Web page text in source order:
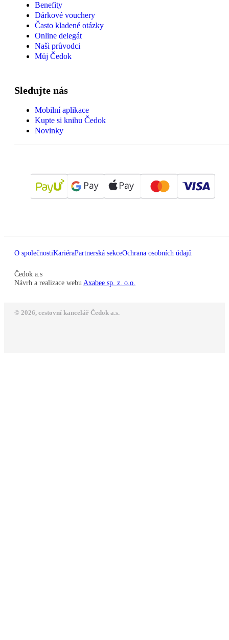
Benefity
Dárkové vouchery
Často kladené otázky
Online delegát
Naši průvodci
Můj Čedok
Sledujte nás
Mobilní aplikace
Kupte si knihu Čedok
Novinky
O společnostiKariéraPartnerská sekceOchrana osobních údajů
Čedok a.s
Návrh a realizace webu Axabee sp. z. o.o.
© 2026, cestovní kancelář Čedok a.s.